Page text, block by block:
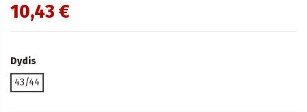
10,43 €
Dydis
43/44